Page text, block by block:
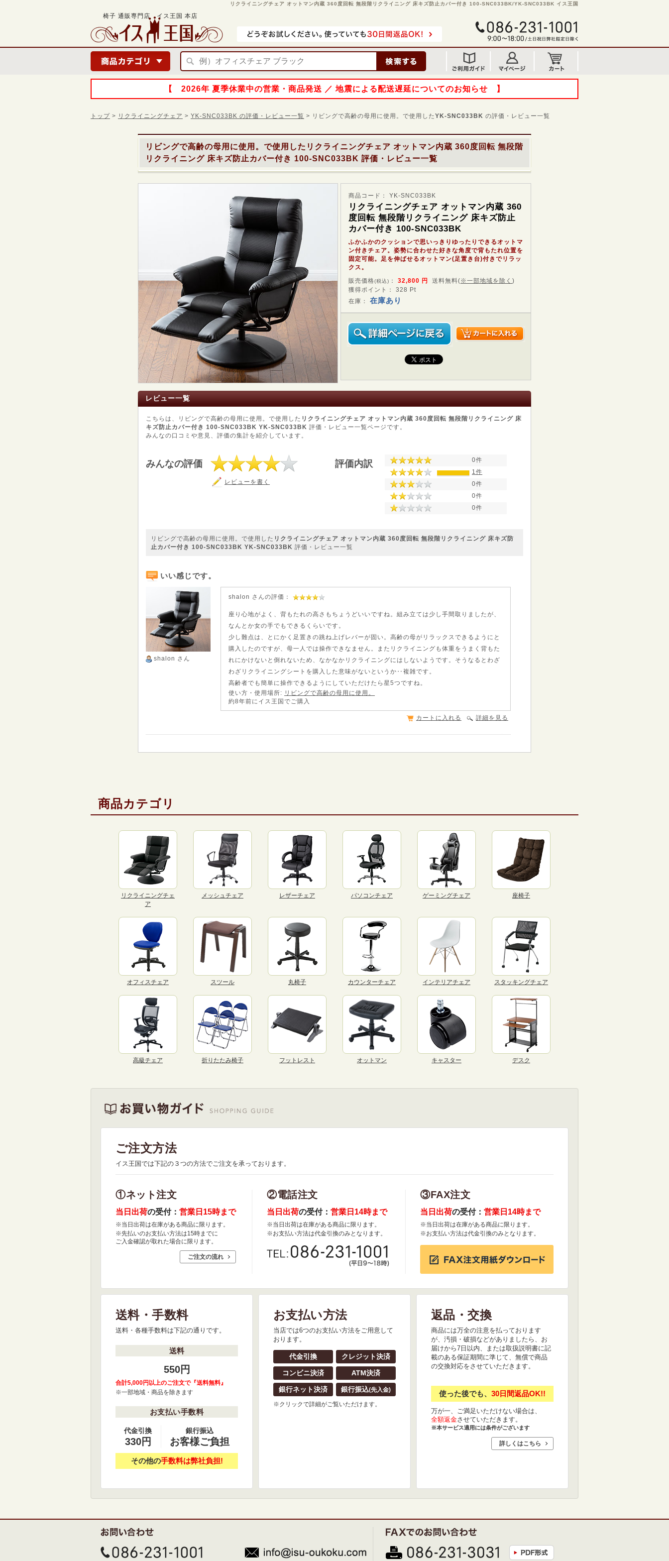
リクライニングチェア オットマン内蔵 360度回転 無段階リクライニング 床キズ防止カバー付き 100-SNC033BK/YK-SNC033BK イス王国
椅子 通販専門店 イス王国 本店
【 2026年 夏季休業中の営業・商品発送 ／ 地震による配送遅延についてのお知らせ 】
トップ > リクライニングチェア > YK-SNC033BK の評価・レビュー一覧 > リビングで高齢の母用に使用。で使用したYK-SNC033BK の評価・レビュー一覧
リビングで高齢の母用に使用。で使用した リクライニングチェア オットマン内蔵 360度回転 無段階
リクライニング 床キズ防止カバー付き 100-SNC033BK 評価・レビュー一覧
商品コード： YK-SNC033BK
リクライニングチェア オットマン内蔵 360
度回転 無段階リクライニング 床キズ防止
カバー付き 100-SNC033BK
ふかふかのクッションで思いっきりゆったりできるオットマ
ン付きチェア。姿勢に合わせた好きな角度で背もたれ位置を
固定可能。足を伸ばせるオットマン(足置き台)付きでリラッ
クス。
販売価格(税込) ： 32,800 円 送料無料(※一部地域を除く )
獲得ポイント： 328 Pt
在庫： 在庫あり
レビュー一覧
こちらは、リビングで高齢の母用に使用。で使用した リクライニングチェア オットマン内蔵 360度回転 無段階リクライニング 床
キズ防止カバー付き 100-SNC033BK YK-SNC033BK 評価・レビュー一覧ページです。
みんなの口コミや意見、評価の集計を紹介しています。
みんなの評価
レビューを書く
評価内訳
0件
1件
0件
0件
0件
リビングで高齢の母用に使用。で使用した リクライニングチェア オットマン内蔵 360度回転 無段階リクライニング 床キズ防
止カバー付き 100-SNC033BK YK-SNC033BK 評価・レビュー一覧
いい感じです。
shalon さん
shalon さんの評価：
座り心地がよく、背もたれの高さもちょうどいいですね。組み立ては少し手間取りましたが、
なんとか女の手でもできるくらいです。
少し難点は、とにかく足置きの跳ね上げレバーが固い。高齢の母がリラックスできるようにと
購入したのですが、母一人では操作できなません。またリクライニングも体重をうまく背もた
れにかけないと倒れないため、なかなかリクライニングにはしないようです。そうなるとわざ
わざリクライニングシートを購入した意味がないというか‥複雑です。
高齢者でも簡単に操作できるようにしていただけたら星5つですね。
使い方・使用場所:
リビングで高齢の母用に使用。
約8年前にイス王国でご購入
詳細を見る
カートに入れる
商品カテゴリ
リクライニングチェ
ア
メッシュチェア レザーチェア パソコンチェア ゲーミングチェア 座椅子
オフィスチェア スツール 丸椅子 カウンターチェア インテリアチェア スタッキングチェア
高級チェア 折りたたみ椅子 フットレスト オットマン キャスター デスク
ご注文方法
イス王国では下記の３つの方法でご注文を承っております。
①ネット注文
当日出荷の受付： 営業日15時まで
※当日出荷は在庫がある商品に限ります。
※先払いのお支払い方法は15時までに
ご入金確認が取れた場合に限ります。
ご注文の流れ
②電話注文
当日出荷の受付： 営業日14時まで
※当日出荷は在庫がある商品に限ります。
※お支払い方法は代金引換のみとなります。
③FAX注文
当日出荷の受付： 営業日14時まで
※当日出荷は在庫がある商品に限ります。
※お支払い方法は代金引換のみとなります。
送料・手数料
送料・各種手数料は下記の通りです。
送料
550円
合計5,000円以上のご注文で『送料無料』
※一部地域・商品を除きます
お支払い手数料
代金引換
330円
銀行振込
お客様ご負担
その他の手数料は弊社負担!
お支払い方法
当店では6つのお支払い方法をご用意して
おります。
代金引換 クレジット決済
コンビニ決済 ATM決済
銀行ネット決済 銀行振込(先入金)
※クリックで詳細がご覧いただけます。
返品・交換
商品には万全の注意を払っております
が、汚損・破損などがありましたら、お
届けから7日以内、または取扱説明書に記
載のある保証期間に準じて、無償で商品
の交換対応をさせていただきます。
使った後でも、 30日間返品OK!!
万が一、ご満足いただけない場合は、
全額返金させていただきます。
※本サービス適用には条件がございます
詳しくはこちら